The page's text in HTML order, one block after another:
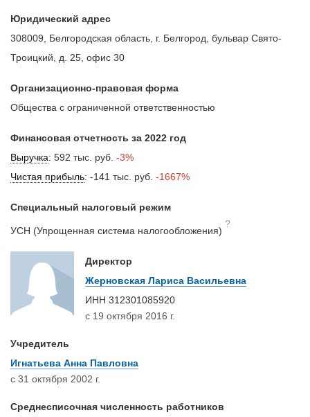
Юридический адрес
308009, Белгородская область, г. Белгород, бульвар Свято-
Троицкий, д. 25, офис 30
Организационно-правовая форма
Общества с ограниченной ответственностью
Финансовая отчетность за 2022 год
Выручка: 592 тыс. руб. -3%
Чистая прибыль: -141 тыс. руб. -1667%
Специальный налоговый режим
УСН (Упрощенная система налогообложения)
?
Директор
Жерновская Лариса Васильевна
ИНН 312301085920
с 19 октября 2016 г.
Учредитель
Игнатьева Анна Павловна
с 31 октября 2002 г.
Среднесписочная численность работников